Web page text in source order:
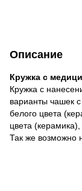
Описание
Кружка с
Кружка с
варианты чашек
белого цвета
цвета
Так же возможно